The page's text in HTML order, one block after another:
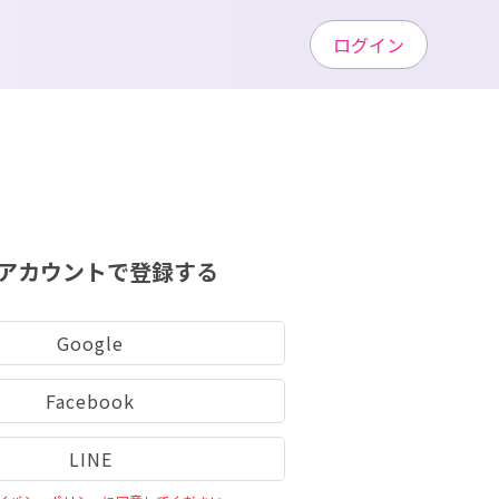
カウントで登録する
Google
Facebook
LINE
ログイン